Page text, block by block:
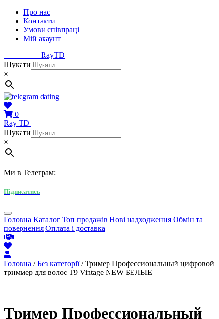
Про нас
Контакти
Умови співпраці
Мій акаунт
RayTD
Шукати
×
0
Ray TD
Шукати
×
Ми в Телеграм:
Підписатись
Головна Каталог Топ продажів Нові надходження Обмін та
повернення Оплата і доставка
Головна /Без категорії/ Тример Профессиональный цифровой
триммер для волос T9 Vintage NEW БЕЛЫЕ
Тример Профессиональный